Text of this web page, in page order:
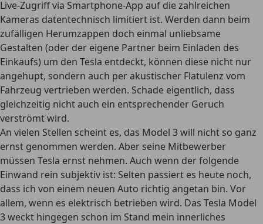
Live-Zugriff via Smartphone-App auf die zahlreichen
Kameras datentechnisch limitiert ist. Werden dann beim
zufälligen Herumzappen doch einmal unliebsame
Gestalten (oder der eigene Partner beim Einladen des
Einkaufs) um den Tesla entdeckt, können diese nicht nur
angehupt, sondern auch per akustischer Flatulenz vom
Fahrzeug vertrieben werden. Schade eigentlich, dass
gleichzeitig nicht auch ein entsprechender Geruch
verströmt wird.
An vielen Stellen scheint es, das Model 3 will nicht so ganz
ernst genommen werden. Aber seine Mitbewerber
müssen Tesla ernst nehmen. Auch wenn der folgende
Einwand rein subjektiv ist: Selten passiert es heute noch,
dass ich von einem neuen Auto richtig angetan bin. Vor
allem, wenn es elektrisch betrieben wird. Das Tesla Model
3 weckt hingegen schon im Stand mein innerliches